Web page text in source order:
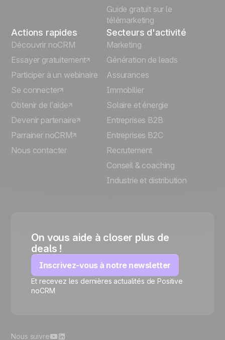
Guide gratuit sur le
télémarketing
Actions rapides
Découvrir noCRM
Essayer gratuitement
Participer à un webinaire
Se connecter
Obtenir de l’aide
Devenir partenaire
Parrainer noCRM
Nous contacter
Secteurs d'activité
Marketing
Génération de leads
Assurances
Immobilier
Solaire et énergie
Entreprises B2B
Entreprises B2C
Recrutement
Conseil & coaching
Industrie et distribution
On vous aide à closer plus de
deals !
Inscrivez-vous à notre newsletter
Et recevez les dernières actualités de Positive
noCRM
Nous suivre